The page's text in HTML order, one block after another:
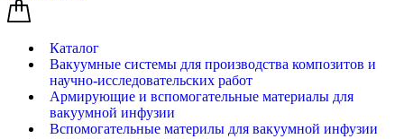
Каталог
Вакуумные системы для производства композитов и
научно-исследовательских работ
Армирующие и вспомогательные материалы для
вакуумной инфузии
Вспомогательные материлы для вакуумной инфузии